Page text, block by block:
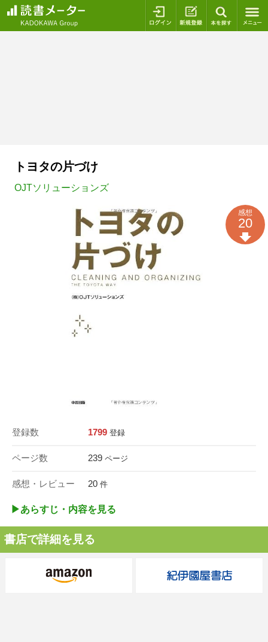
ログイン 新規登録
トヨタの片づけ
OJTソリューションズ
登録数 1799 登録
ページ数 239 ページ
感想・レビュー 20 件
感想
20
▶︎あらすじ・内容を見る
書店で詳細を見る